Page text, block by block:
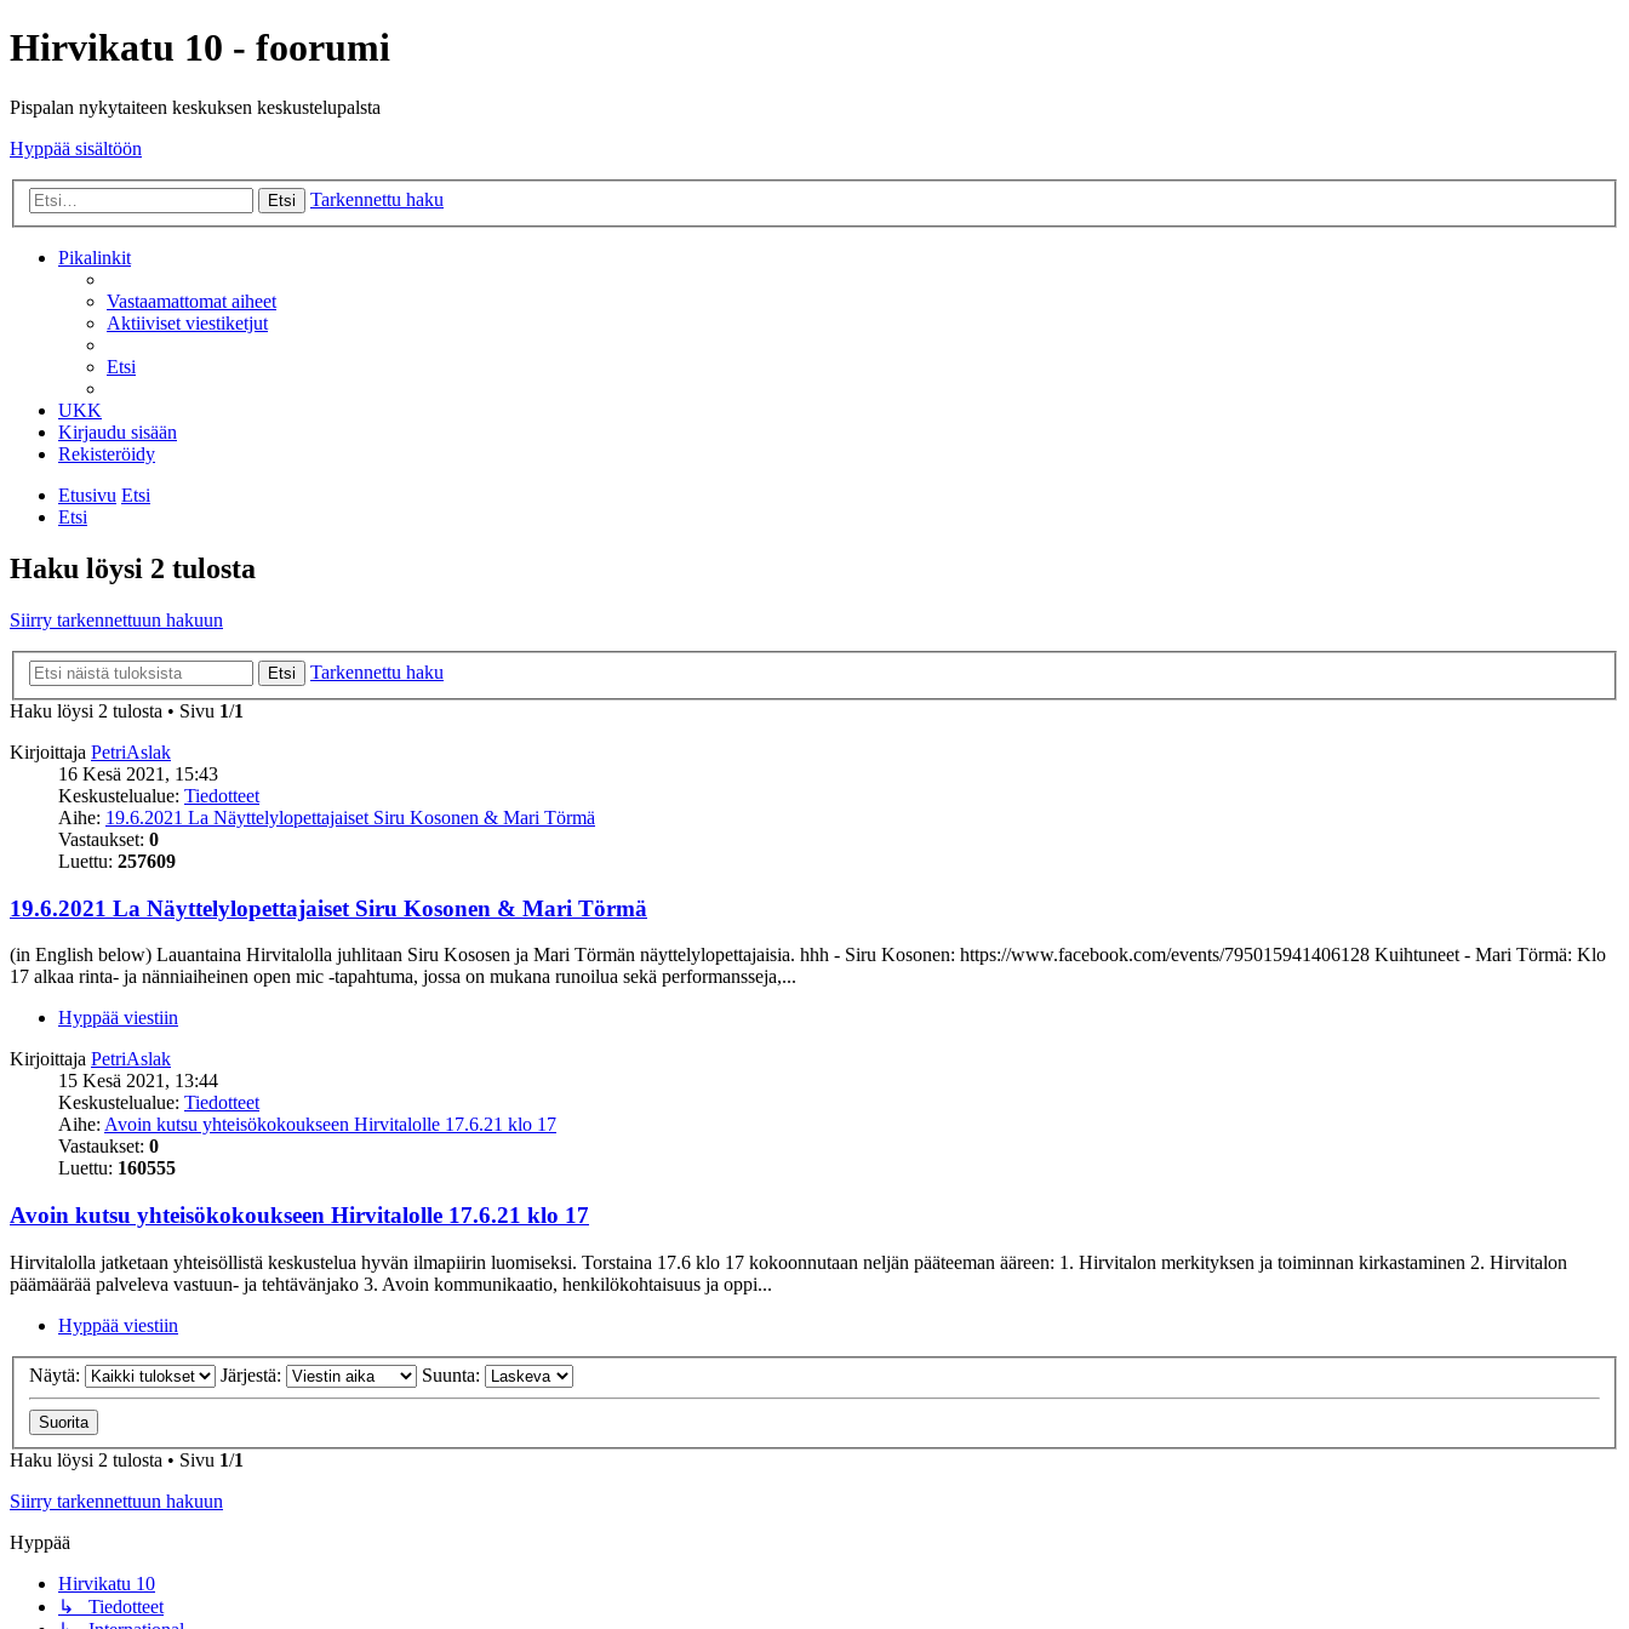
Hirvikatu 10 - foorumi
Pispalan nykytaiteen keskuksen keskustelupalsta
Hyppää sisältöön
Etsi Tarkennettu haku
Pikalinkit
Vastaamattomat aiheet
Aktiiviset viestiketjut
Etsi
UKK
Kirjaudu sisään
Rekisteröidy
Etusivu Etsi
Etsi
Haku löysi 2 tulosta
Siirry tarkennettuun hakuun
Etsi
Tarkennettu haku
Haku löysi 2 tulosta • Sivu 1/1
Kirjoittaja PetriAslak
16 Kesä 2021, 15:43
Keskustelualue: Tiedotteet
Aihe: 19.6.2021 La Näyttelylopettajaiset Siru Kosonen & Mari Törmä
Vastaukset: 0
Luettu: 257609
19.6.2021 La Näyttelylopettajaiset Siru Kosonen & Mari Törmä
(in English below) Lauantaina Hirvitalolla juhlitaan Siru Kososen ja Mari Törmän näyttelylopettajaisia. hhh - Siru Kosonen: https://www.facebook.com/events/795015941406128 Kuihtuneet - Mari Törmä: Klo
17 alkaa rinta- ja nänniaiheinen open mic -tapahtuma, jossa on mukana runoilua sekä performansseja,...
Hyppää viestiin
Kirjoittaja PetriAslak
15 Kesä 2021, 13:44
Keskustelualue: Tiedotteet
Aihe: Avoin kutsu yhteisökokoukseen Hirvitalolle 17.6.21 klo 17
Vastaukset: 0
Luettu: 160555
Avoin kutsu yhteisökokoukseen Hirvitalolle 17.6.21 klo 17
Hirvitalolla jatketaan yhteisöllistä keskustelua hyvän ilmapiirin luomiseksi. Torstaina 17.6 klo 17 kokoonnutaan neljän pääteeman ääreen: 1. Hirvitalon merkityksen ja toiminnan kirkastaminen 2. Hirvitalon
päämäärää palveleva vastuun- ja tehtävänjako 3. Avoin kommunikaatio, henkilökohtaisuus ja oppi...
Hyppää viestiin
Näytä: Järjestä: Suunta:
Haku löysi 2 tulosta • Sivu 1/1
Siirry tarkennettuun hakuun
Hyppää
Hirvikatu 10
↳ Tiedotteet